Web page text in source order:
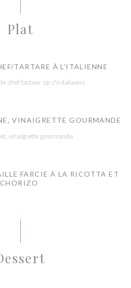
Plat
TARTARE À L'ITALIENNE
chef/tartaar op z'n italiaans
VINAIGRETTE GOURMANDE
vinaigrette gourmande
FARCIE À LA RICOTTA ET
CHORIZO